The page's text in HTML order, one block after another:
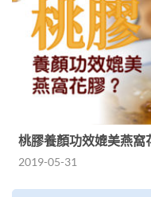
桃膠養顏功效媲美燕窩
2019-05-31